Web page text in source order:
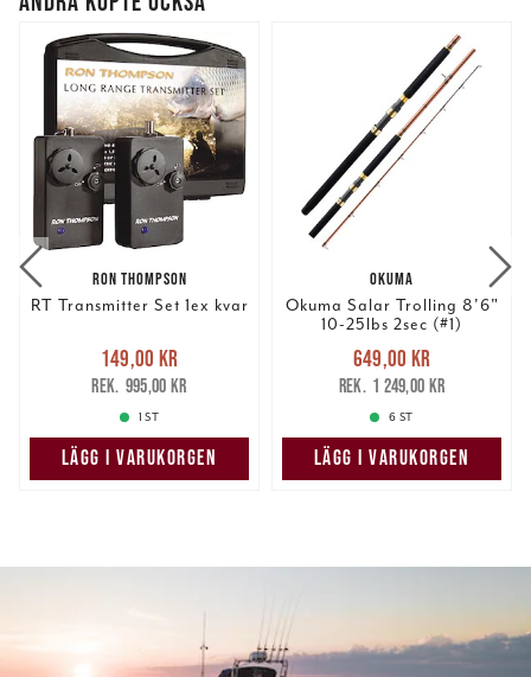
RON THOMPSON
RT Transmitter Set 1ex kvar
Nuvarande pris
149,00 krTidigare pris
995,00 kr
149,00 kr
995,00 kr
1 ST
LÄGG I VARUKORGEN
OKUMA
Okuma Salar Trolling 8'6"
10-25lbs 2sec (#1)
Nuvarande pris
649,00 krTidigare pris
1 249,00 kr
649,00 kr
1 249,00 kr
6 ST
LÄGG I VARUKORGEN